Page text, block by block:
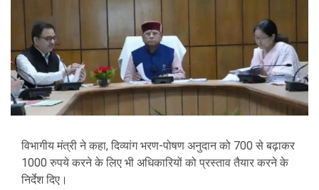
विभागीय मंत्री ने कहा, दिव्यांग भरण-पोषण अनुदान को 700 से बढ़ाकर
1000 रुपये करने के लिए भी अधिकारियों को प्रस्ताव तैयार करने के
निर्देश दिए।